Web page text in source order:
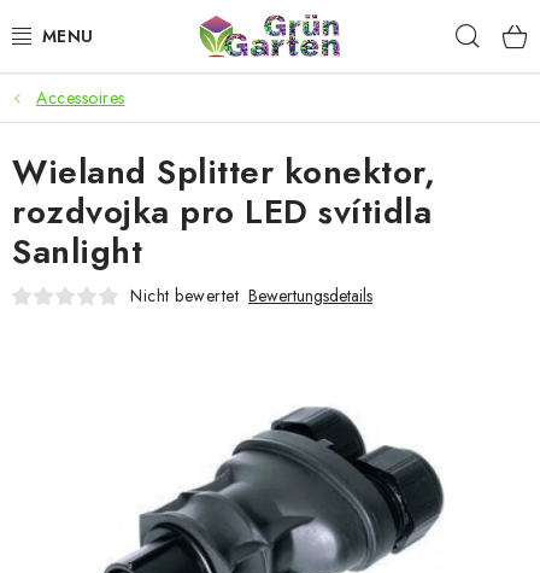
Inhalt
ANGEBOTE
LED PFLANZENLAMPEN
ANBAUBEDARF FÜR DEN HEIMANBAU
AQUARISTIK
Kaufberatung AGB
Blog
Datenschutzerklärung Impressum
Accessoires
Wieland Splitter konektor,
rozdvojka pro LED svítidla
Sanlight
Nicht bewertet Bewertungsdetails